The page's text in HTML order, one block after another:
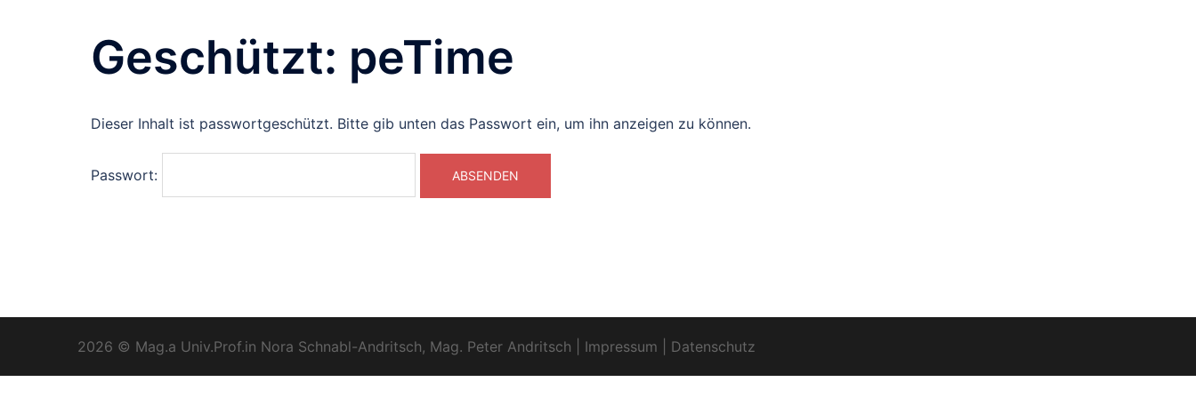
Geschützt: peTime
Dieser Inhalt ist passwortgeschützt. Bitte gib unten das Passwort ein, um ihn anzeigen zu können.
Passwort:
2026 © Mag.a Univ.Prof.in Nora Schnabl-Andritsch, Mag. Peter Andritsch Impressum Datenschutz